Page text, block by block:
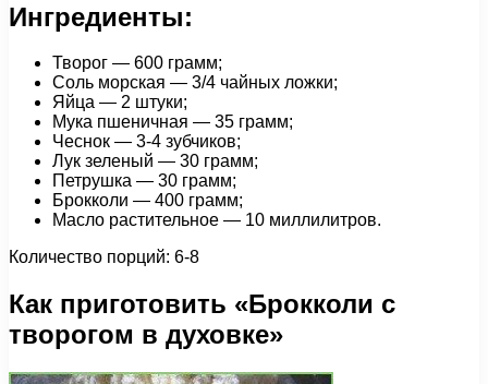
Ингредиенты:
Творог — 600 грамм;
Соль морская — 3/4 чайных ложки;
Яйца — 2 штуки;
Мука пшеничная — 35 грамм;
Чеснок — 3-4 зубчиков;
Лук зеленый — 30 грамм;
Петрушка — 30 грамм;
Брокколи — 400 грамм;
Масло растительное — 10 миллилитров.
Количество порций: 6-8
Как приготовить «Брокколи с
творогом в духовке»